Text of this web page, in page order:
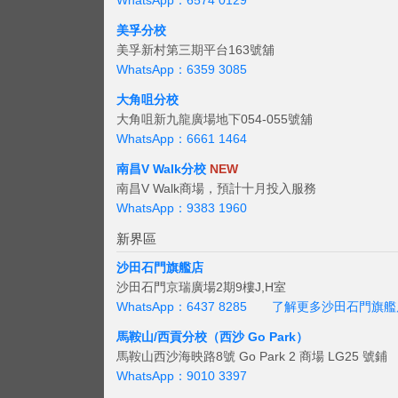
美孚分校
美孚新村第三期平台163號舖
WhatsApp：6359 3085
大角咀分校
大角咀新九龍廣場地下054-055號舖
WhatsApp：6661 1464
南昌V Walk分校 NEW
南昌V Walk商場，預計十月投入服務
WhatsApp：9383 1960
新界區
沙田石門旗艦店
沙田石門京瑞廣場2期9樓J,H室
WhatsApp：6437 8285
了解更多沙田石門旗
馬鞍山/西貢分校（西沙 Go Park）
馬鞍山西沙海映路8號 Go Park 2 商場 LG25 號鋪
WhatsApp：9010 3397